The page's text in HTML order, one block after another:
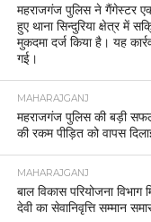
महराजगंज पुलिस ने गैंगेस्टर
हुए थाना सिन्दुरिया क्षेत्र में
मुकदमा दर्ज किया है। यह
गई।
MAHARAJGANJ
महराजगंज पुलिस की बड़ी
की रकम पीड़ित को वापस
MAHARAJGANJ
बाल विकास परियोजना विभाग
देवी का सेवानिवृत्ति सम्मान